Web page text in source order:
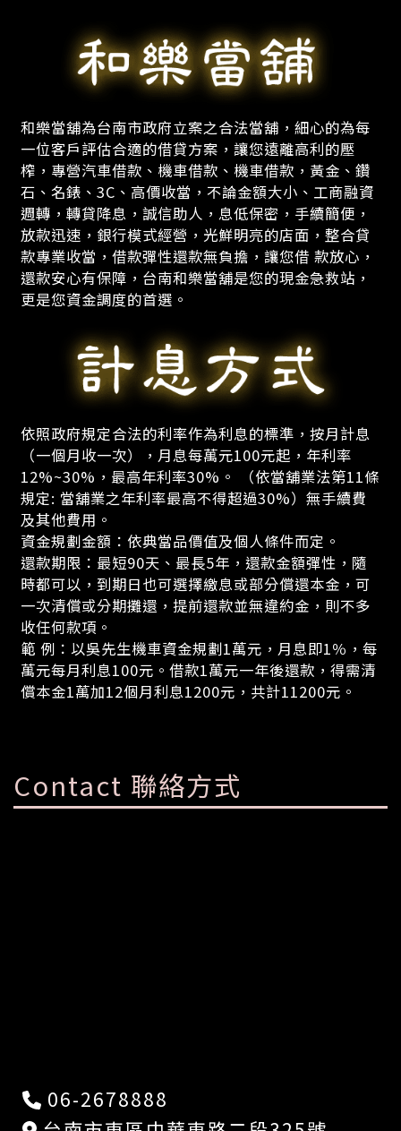
和樂當舖為台南市政府立案之合法當舖，細心的為每
一位客戶評估合適的借貸方案，讓您遠離高利的壓
榨，專營汽車借款、機車借款、機車借款，黃金、鑽
石、名錶、3C、高價收當，不論金額大小、工商融資
週轉，轉貸降息，誠信助人，息低保密，手續簡便，
放款迅速，銀行模式經營，光鮮明亮的店面，整合貸
款專業收當，借款彈性還款無負擔，讓您借 款放心，
還款安心有保障，台南和樂當舖是您的現金急救站，
更是您資金調度的首選。
依照政府規定合法的利率作為利息的標準，按月計息
（一個月收一次），月息每萬元100元起，年利率
12%~30%，最高年利率30%。 （依當舖業法第11條
規定: 當舖業之年利率最高不得超過30%）無手續費
及其他費用。
資金規劃金額：依典當品價值及個人條件而定。
還款期限：最短90天、最長5年，還款金額彈性，隨
時都可以，到期日也可選擇繳息或部分償還本金，可
一次清償或分期攤還，提前還款並無違約金，則不多
收任何款項。
範 例：以吳先生機車資金規劃1萬元，月息即1％，每
萬元每月利息100元。借款1萬元一年後還款，得需清
償本金1萬加12個月利息1200元，共計11200元。
Contact 聯絡方式
06-2678888